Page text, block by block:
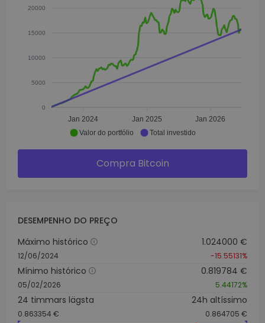
20000
15000
10000
5000
0
Jan 2024 Jan 2025 Jan 2026
Valor do portfólio Total investido
Compra Bitcoin
DESEMPENHO DO PREÇO
Máximo histórico
12/06/2024
1.024000 €
-15.55131%
Mínimo histórico
05/02/2026
0.819784 €
5.44172%
24 timmars lägsta
0.863354 €
24h altíssimo
0.864705 €